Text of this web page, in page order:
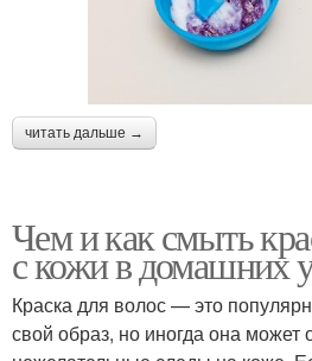
читать дальше →
Чем и как смыть
с кожи в домашних
Краска для волос — это
свой образ, но иногда она может